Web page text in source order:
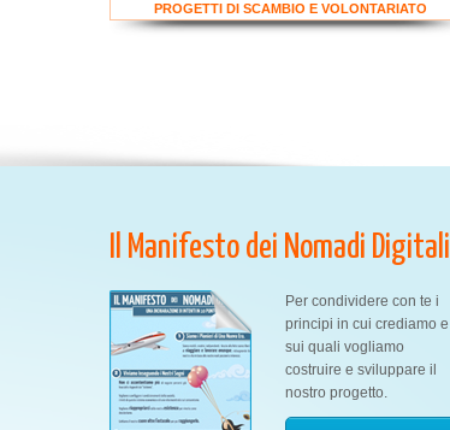
PROGETTI DI SCAMBIO E VOLONTARIATO
Il Manifesto dei Nomadi Digitali
Per condividere con te i
principi in cui crediamo e
sui quali vogliamo
costruire e sviluppare il
nostro progetto.